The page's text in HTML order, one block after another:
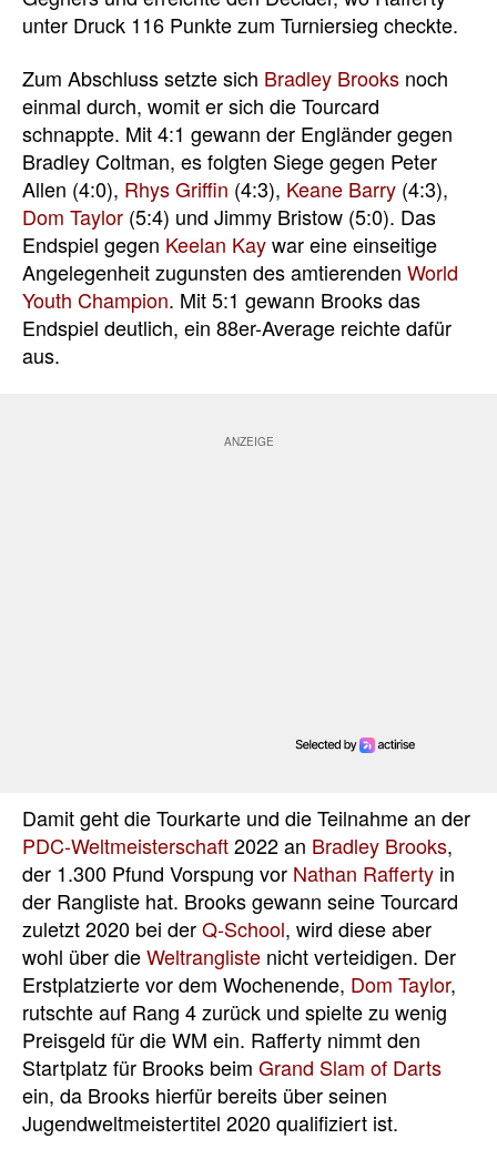
unter Druck 116 Punkte zum Turniersieg checkte.
Zum Abschluss setzte sich Bradley Brooks noch
einmal durch, womit er sich die Tourcard
schnappte. Mit 4:1 gewann der Engländer gegen
Bradley Coltman, es folgten Siege gegen Peter
Allen (4:0), Rhys Griffin (4:3), Keane Barry (4:3),
Dom Taylor (5:4) und Jimmy Bristow (5:0). Das
Endspiel gegen Keelan Kaywar eine einseitige
Angelegenheit zugunsten des amtierenden World
Youth Champion. Mit 5:1 gewann Brooks das
Endspiel deutlich, ein 88er-Average reichte dafür
aus.
Damit geht die Tourkarte und die Teilnahme an der
PDC-Weltmeisterschaft2022 an Bradley Brooks,
der 1.300 Pfund Vorspung vor Nathan Rafferty in
der Rangliste hat. Brooks gewann seine Tourcard
zuletzt 2020 bei derQ-School, wird diese aber
wohl über dieWeltrangliste nicht verteidigen. Der
Erstplatzierte vor dem Wochenende, Dom Taylor,
rutschte auf Rang 4 zurück und spielte zu wenig
Preisgeld für die WM ein. Rafferty nimmt den
Startplatz für Brooks beim Grand Slam of Darts
ein, da Brooks hierfür bereits über seinen
Jugendweltmeistertitel 2020 qualifiziert ist.